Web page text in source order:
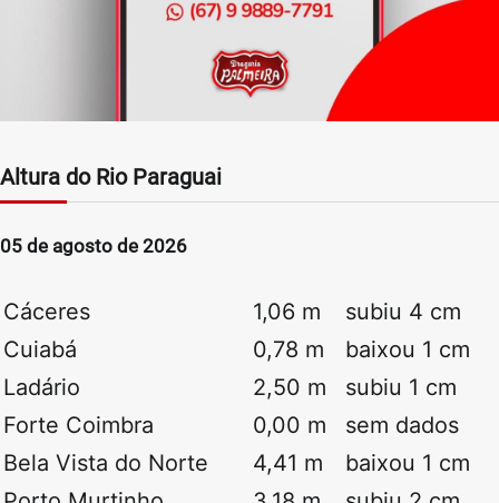
Altura do Rio Paraguai
05 de agosto de 2026
Cáceres 1,06 m
subiu 4 cm
Cuiabá
0,78 m
baixou 1 cm
Ladário
2,50 m
subiu 1 cm
Forte Coimbra
0,00 m
sem dados
Bela Vista do Norte
4,41 m
baixou 1 cm